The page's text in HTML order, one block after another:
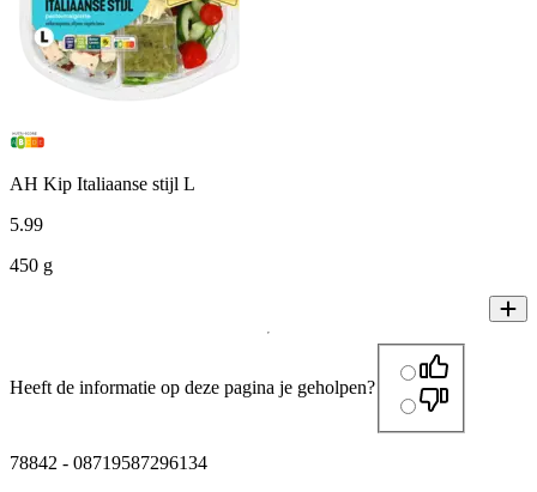
AH Kip Italiaanse stijl L
5.99
450 g
Heeft de informatie op deze pagina je geholpen?
78842 - 08719587296134